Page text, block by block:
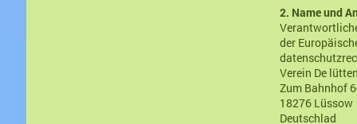
2. Name und
der
Verein De
Zum Bahnhof
18276 Lüssow
Deutschlad